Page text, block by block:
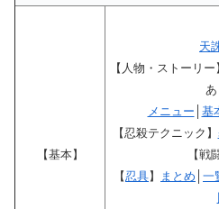
【基本】
天
【人物・ストーリー
あ
メニュー 基
【忍殺テクニック】
【戦
【忍具】 まとめ 一